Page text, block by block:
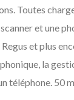
Toutes
et une
et plus
la
téléphone. 50